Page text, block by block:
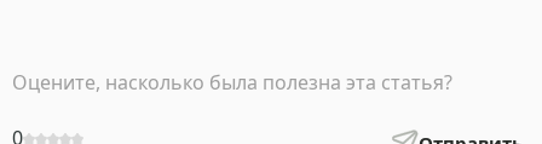
Оцените, насколько была полезна эта статья?
0